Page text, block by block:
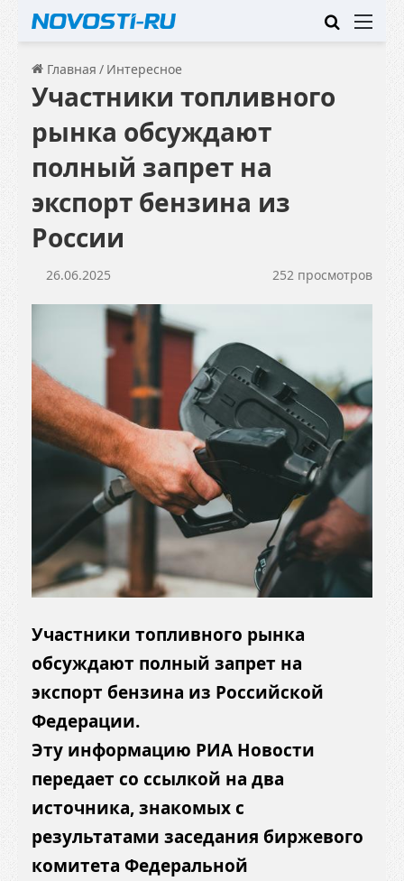
Искать
Главная / Интересное
Участники топливного
рынка обсуждают
полный запрет на
экспорт бензина из
России
26.06.2025 252 просмотров
Участники топливного рынка
обсуждают полный запрет на
экспорт бензина из Российской
Федерации.
Эту информацию РИА Новости
передает со ссылкой на два
источника, знакомых с
результатами заседания биржевого
комитета Федеральной